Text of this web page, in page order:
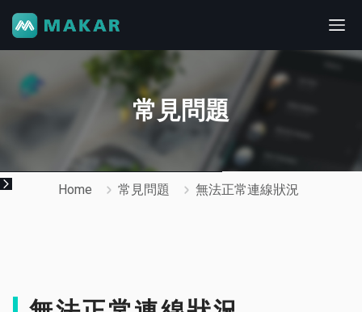
常見問題
Home 常見問題 無法正常連線狀況